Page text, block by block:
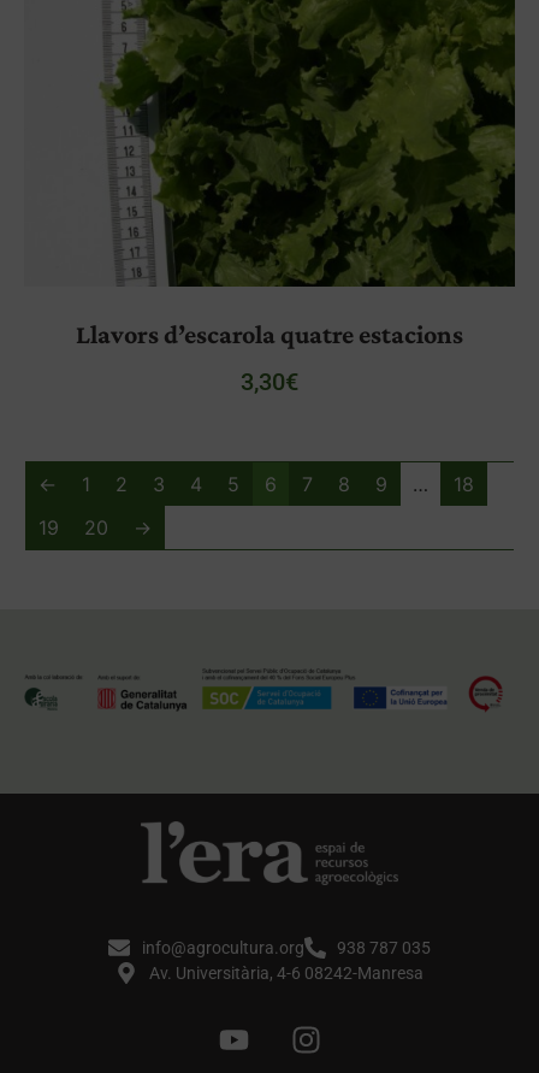
Llavors d’escarola quatre estacions
3,30€
← 1 2 3 4 5 6 7 8 9 …
18
19
20 →
info@agrocultura.org
938 787 035
Av. Universitària, 4-6 08242-Manresa